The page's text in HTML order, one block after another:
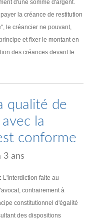
d'une somme d'argent.
la créance de restitution
le créancier ne pouvant,
et fixer le montant en
des créances devant le
qualité de
la
conforme
3 ans
L'interdiction faite au
contrairement à
constitutionnel d'égalité
des dispositions